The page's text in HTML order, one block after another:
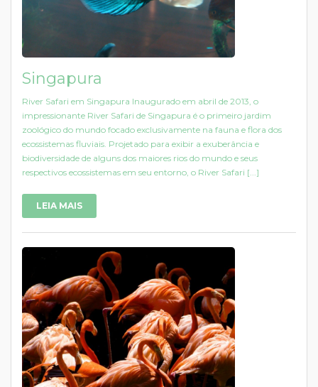
Singapura
River Safari em Singapura Inaugurado em abril de 2013, o
impressionante River Safari de Singapura é o primeiro jardim
zoológico do mundo focado exclusivamente na fauna e flora dos
ecossistemas fluviais. Projetado para exibir a exuberância e
biodiversidade de alguns dos maiores rios do mundo e seus
respectivos ecossistemas em seu entorno, o River Safari [...]
LEIA MAIS